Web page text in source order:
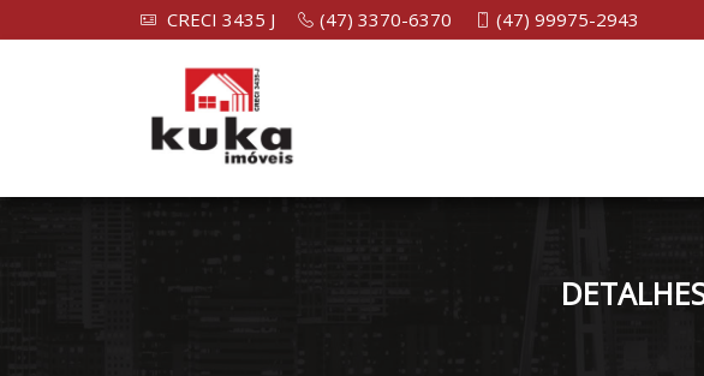
CRECI 3435 J (47) 3370-6370 (47) 99975-2943